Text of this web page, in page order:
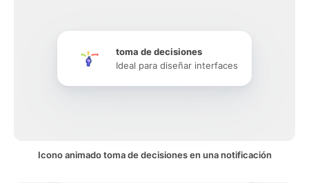
toma de decisiones
Ideal para diseñar interfaces
Icono animado toma de decisiones en una notificación